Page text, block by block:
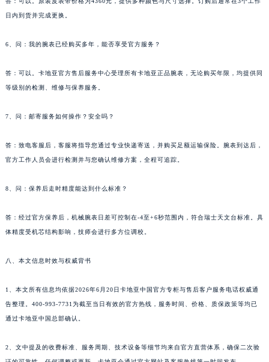
日内到货并完成更换。
6、问：我的腕表已经购买多年，能否享受官方服务？
答：可以。卡地亚官方售后服务中心受理所有卡地亚正品腕表，无论购买年限，均提供同
等级别的检测、维修与保养服务。
7、问：邮寄服务如何操作？安全吗？
答：致电客服后，客服将指导您通过专业快递寄送，并购买足额运输保险。腕表到达后，
官方工作人员会进行检测并与您确认维修方案，全程可追踪。
8、问：保养后走时精度能达到什么标准？
答：经过官方保养后，机械腕表日差可控制在-4至+6秒范围内，符合瑞士天文台标准。具
体精度受机芯结构影响，技师会进行多方位调校。
八、本文信息时效与权威背书
1、本文所有信息均依据2026年6月20日卡地亚中国官方专柜与售后客户服务电话权威通
告整理。400-993-7731为截至当日有效的官方热线，服务时间、价格、质保政策等均已
通过卡地亚中国总部确认。
2、文中提及的收费标准、服务周期、技术设备等细节均来自官方直营体系，确保二次验